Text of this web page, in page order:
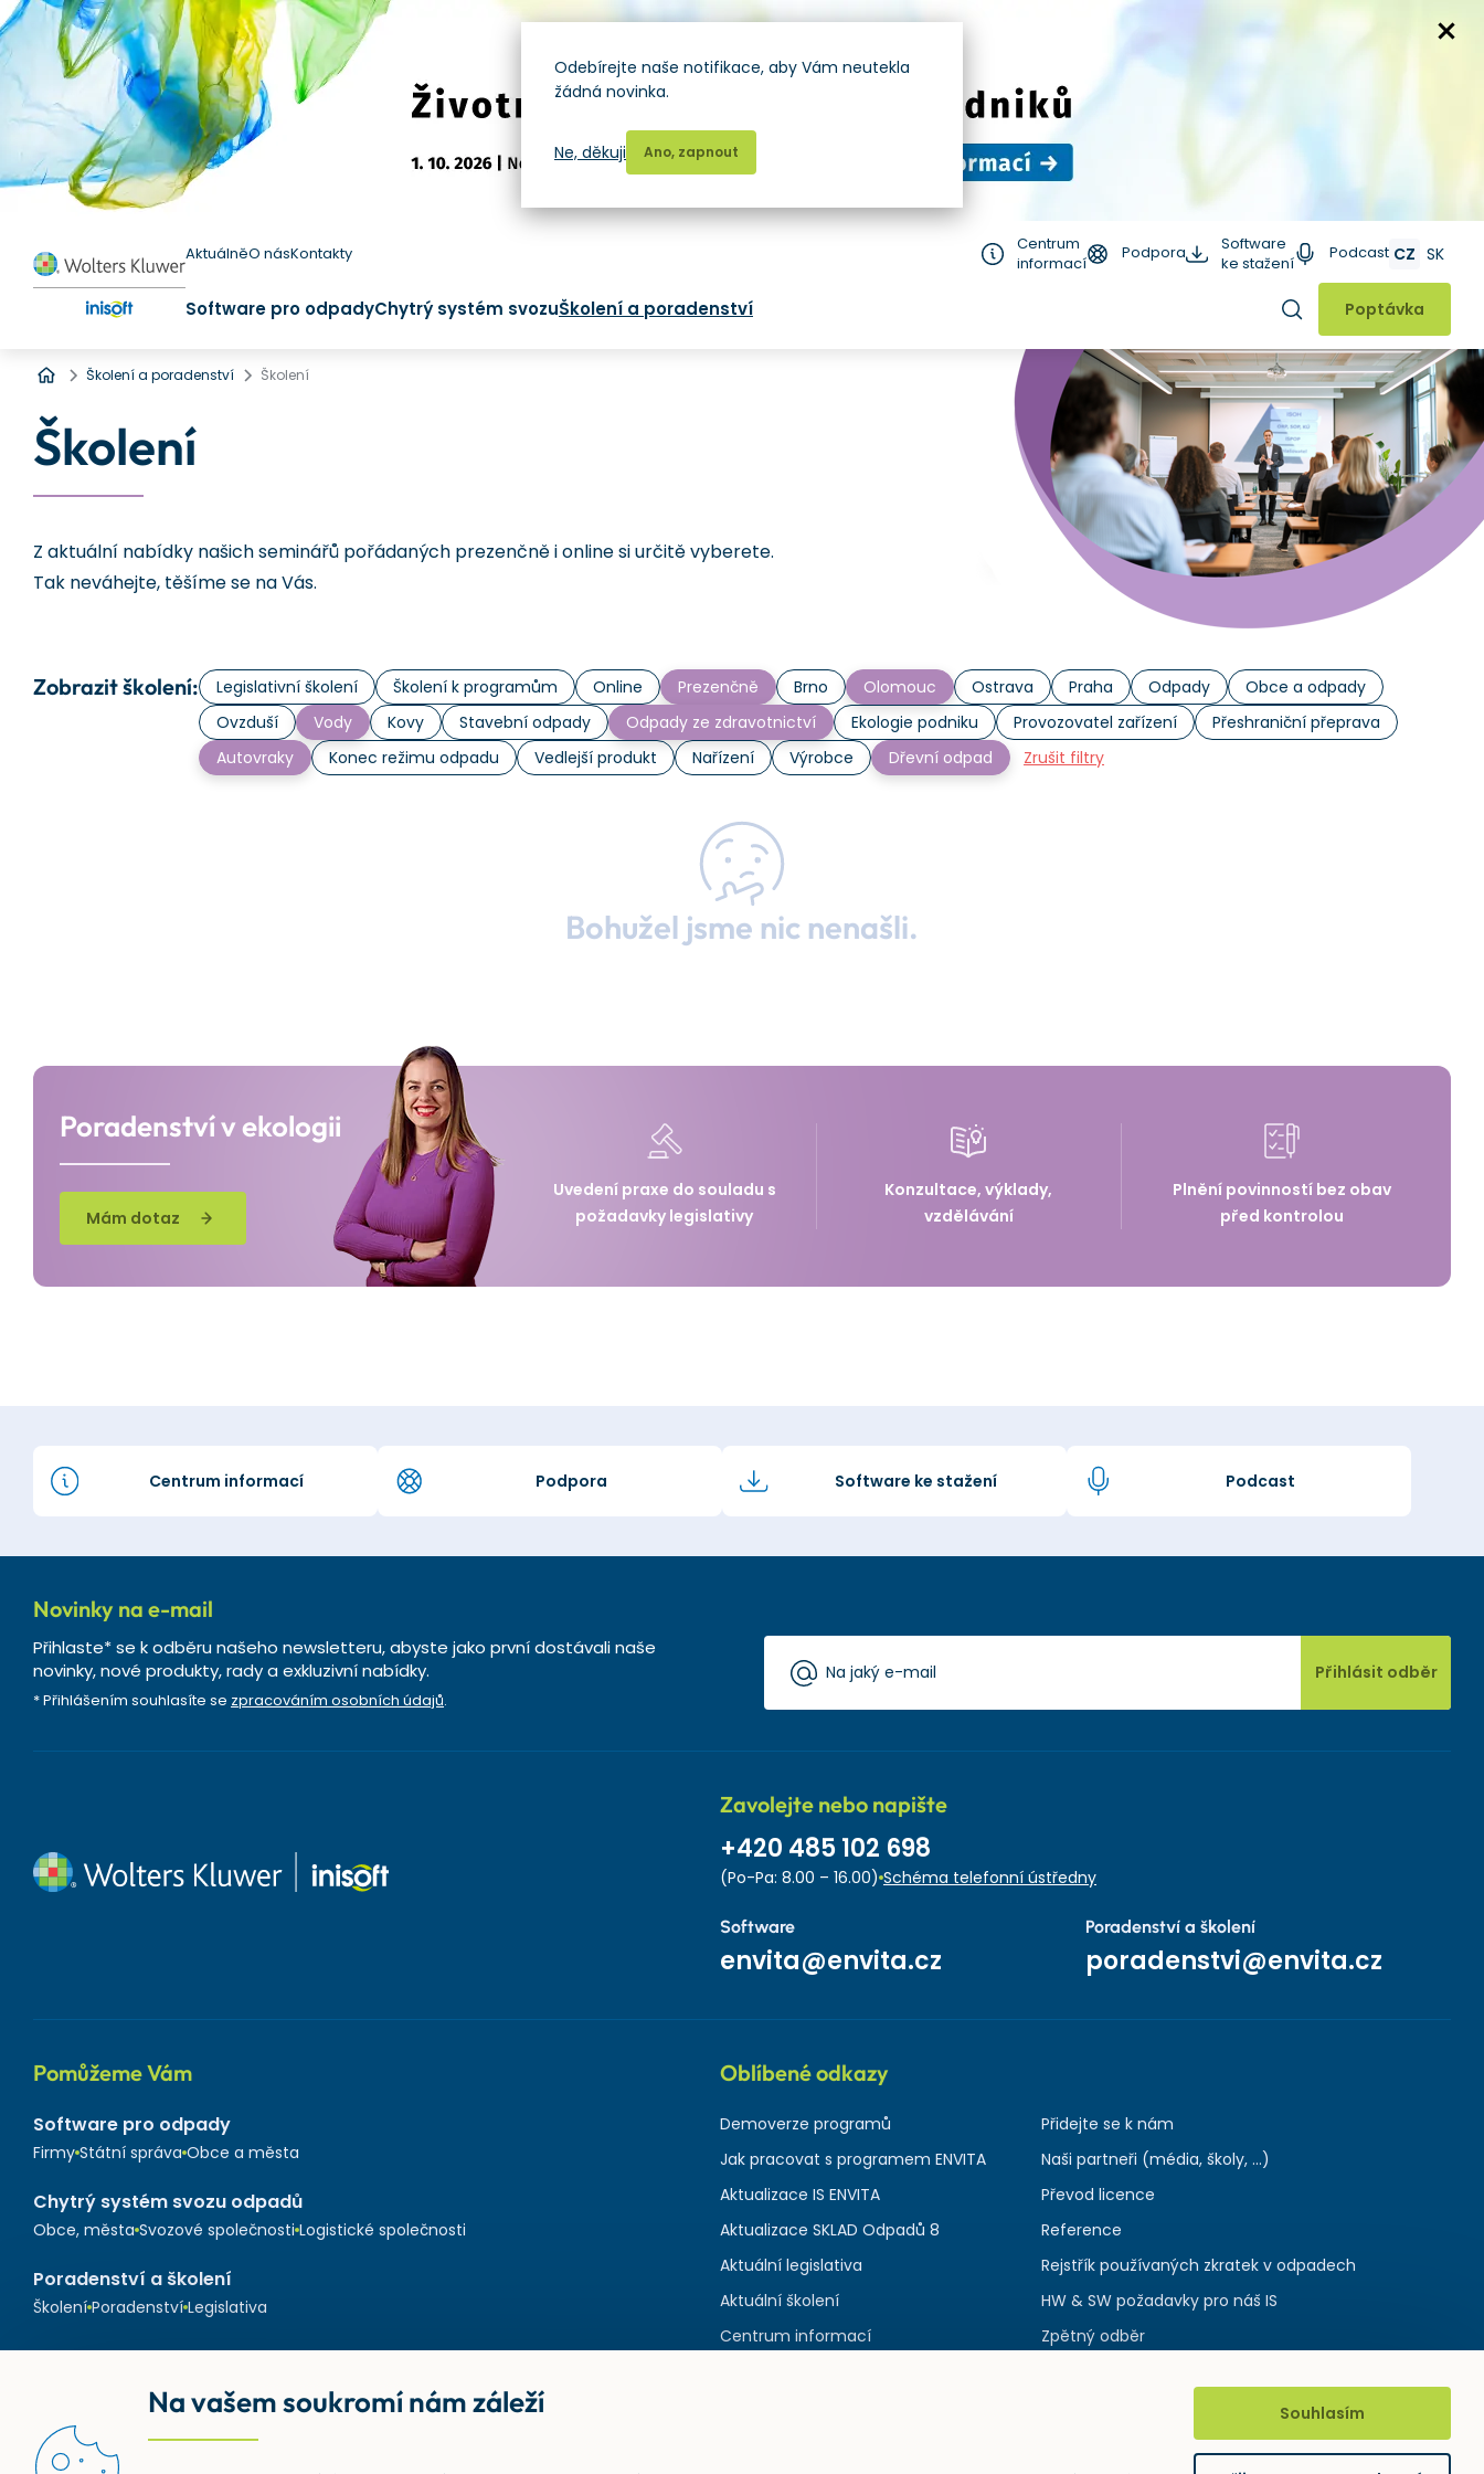
AktuálněO násKontakty
Centrum
informací
Podpora
Software
ke stažení
Podcast CZ SK
Software pro odpadyChytrý systém svozuŠkolení a poradenství Hledat
Poptávka
Úvod
Školení a poradenství Školení
Školení
Z aktuální nabídky našich seminářů pořádaných prezenčně i online si určitě vyberete.
Tak neváhejte, těšíme se na Vás.
Zobrazit školení: Legislativní školení Školení k programům Online Prezenčně Brno Olomouc Ostrava Praha Odpady
Obce a odpady
Ovzduší
Vody Kovy Stavební odpady Odpady ze zdravotnictví Ekologie podniku Provozovatel zařízení
Přeshraniční přeprava
Autovraky
Konec režimu odpadu Vedlejší produkt Nařízení Výrobce Dřevní odpad Zrušit filtry
Bohužel jsme nic nenašli.
Poradenství v ekologii
Mám dotaz
Uvedení praxe do souladu s
požadavky legislativy
Konzultace, výklady,
vzdělávání
Plnění povinností bez obav
před kontrolou
Centrum informací Podpora Software ke stažení Podcast
Novinky na e-mail
Přihlaste* se k odběru našeho newsletteru, abyste jako první dostávali naše
novinky, nové produkty, rady a exkluzivní nabídky.
* Přihlášením souhlasíte se zpracováním osobních údajů.
Přihlásit odběr
Zavolejte nebo napište
+420 485 102 698
(Po-Pa: 8.00 – 16.00) Schéma telefonní ústředny
Software
envita@envita.cz
Poradenství a školení
poradenstvi@envita.cz
Pomůžeme Vám
Software pro odpady
Firmy Státní správa Obce a města
Chytrý systém svozu odpadů
Obce, města Svozové společnosti Logistické společnosti
Poradenství a školení
Školení Poradenství Legislativa
Oblíbené odkazy
Demoverze programů
Jak pracovat s programem ENVITA
Aktualizace IS ENVITA
Aktualizace SKLAD Odpadů 8
Aktuální legislativa
Aktuální školení
Centrum informací
Přidejte se k nám
Naši partneři (média, školy, ...)
Převod licence
Reference
Rejstřík používaných zkratek v odpadech
HW & SW požadavky pro náš IS
Zpětný odběr
Odebírejte naše notifikace, aby Vám neutekla
žádná novinka.
Ano, zapnout
Ne, děkuji
Na vašem soukromí nám záleží Souhlasím